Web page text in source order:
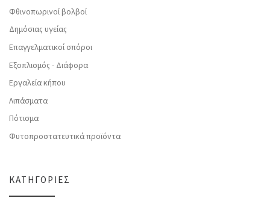
Φθινοπωρινοί βολβοί
Δημόσιας υγείας
Επαγγελματικοί σπόροι
Εξοπλισμός - Διάφορα
Εργαλεία κήπου
Λιπάσματα
Πότισμα
Φυτοπροστατευτικά προϊόντα
ΚΑΤΗΓΟΡΊΕΣ